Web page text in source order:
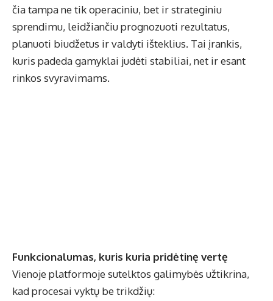
čia tampa ne tik operaciniu, bet ir strateginiu
sprendimu, leidžiančiu prognozuoti rezultatus,
planuoti biudžetus ir valdyti išteklius. Tai įrankis,
kuris padeda gamyklai judėti stabiliai, net ir esant
rinkos svyravimams.
Funkcionalumas, kuris kuria pridėtinę vertę
Vienoje platformoje sutelktos galimybės užtikrina,
kad procesai vyktų be trikdžių: